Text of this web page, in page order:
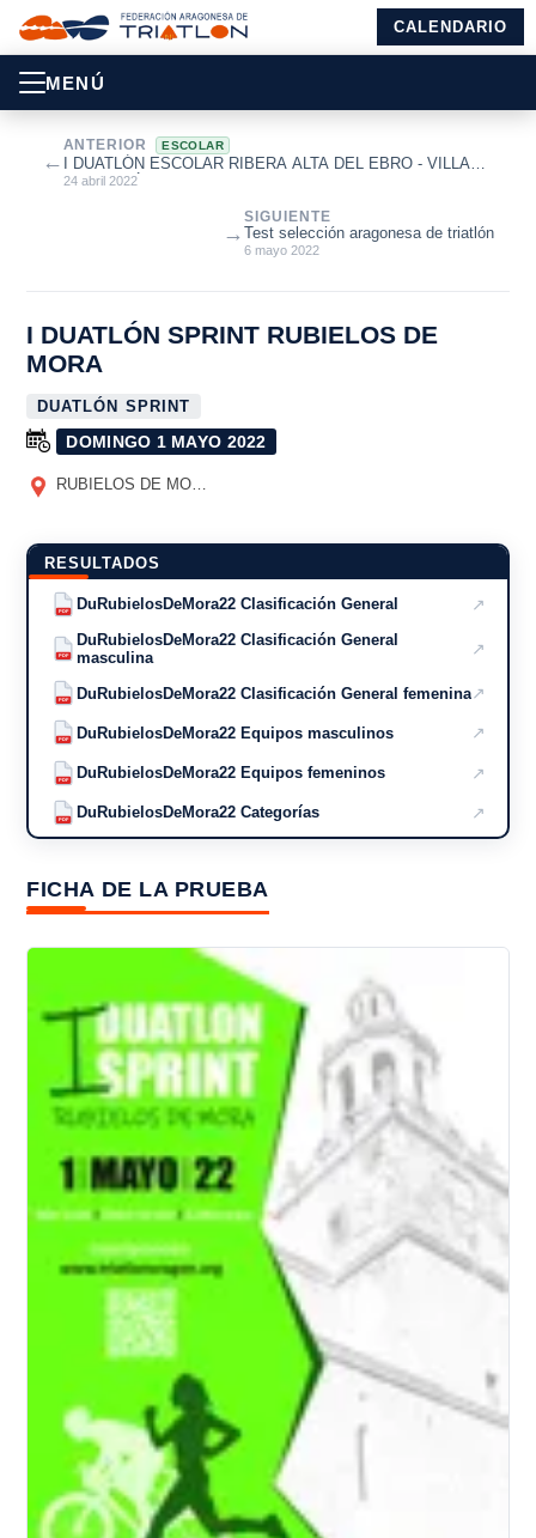
CALENDARIO
MENÚ
←
ANTERIOR ESCOLAR
I DUATLÓN ESCOLAR RIBERA ALTA DEL EBRO - VILLA
DE ALAGÓN
24 abril 2022
SIGUIENTE
Test selección aragonesa de triatlón
6 mayo 2022
→
I DUATLÓN SPRINT RUBIELOS DE
MORA
DUATLÓN SPRINT
DOMINGO 1 MAYO 2022
RUBIELOS DE MORA
RESULTADOS
PDF DuRubielosDeMora22 Clasificación General ↗
PDF
DuRubielosDeMora22 Clasificación General
masculina
↗
PDF DuRubielosDeMora22 Clasificación General femenina↗
PDF DuRubielosDeMora22 Equipos masculinos ↗
PDF DuRubielosDeMora22 Equipos femeninos ↗
PDF DuRubielosDeMora22 Categorías ↗
FICHA DE LA PRUEBA